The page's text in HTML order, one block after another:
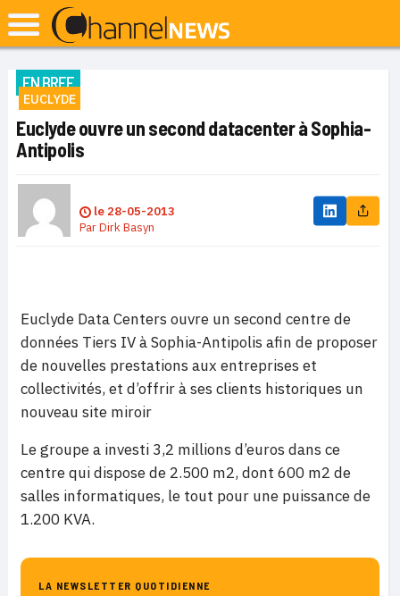
EN BREF
EUCLYDE
Euclyde ouvre un second datacenter à Sophia-
Antipolis
le 28-05-2013
ParDirk Basyn
Euclyde Data Centers ouvre un second centre de
données Tiers IV à Sophia-Antipolis afin de proposer
de nouvelles prestations aux entreprises et
collectivités, et d’offrir à ses clients historiques un
nouveau site miroir
Le groupe a investi 3,2 millions d’euros dans ce
centre qui dispose de 2.500 m2, dont 600 m2 de
salles informatiques, le tout pour une puissance de
1.200 KVA.
LA NEWSLETTER QUOTIDIENNE